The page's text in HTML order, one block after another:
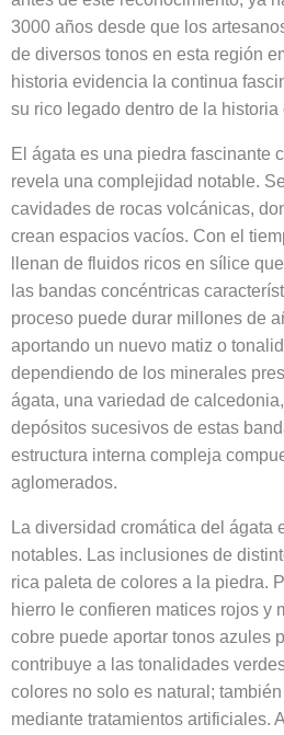
3000 años desde que los
de diversos tonos en esta región
historia evidencia la continua
su rico legado dentro de la
El ágata es una piedra fascinante
revela una complejidad notable.
cavidades de rocas volcánicas,
crean espacios vacíos. Con el
llenan de fluidos ricos en sílice
las bandas concéntricas
proceso puede durar millones de
aportando un nuevo matiz o
dependiendo de los minerales
ágata, una variedad de
depósitos sucesivos de estas
estructura interna compleja
aglomerados.
La diversidad cromática del ágata
notables. Las inclusiones de
rica paleta de colores a la piedra.
hierro le confieren matices rojos y
cobre puede aportar tonos azules
contribuye a las tonalidades
colores no solo es natural;
mediante tratamientos artificiales.